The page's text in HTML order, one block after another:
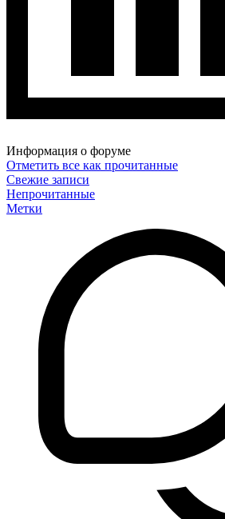
Информация о форуме
Отметить все как прочитанные
Свежие записи
Непрочитанные
Метки